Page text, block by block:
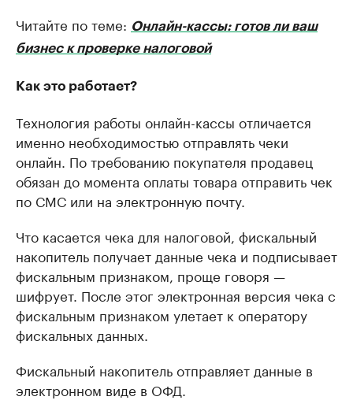
Читайте по теме: Онлайн-кассы: готов ли ваш
бизнес к проверке налоговой
Как это работает?
Технология работы онлайн-кассы отличается
именно необходимостью отправлять чеки
онлайн. По требованию покупателя продавец
обязан до момента оплаты товара отправить чек
по СМС или на электронную почту.
Что касается чека для налоговой, фискальный
накопитель получает данные чека и подписывает
фискальным признаком, проще говоря —
шифрует. После этог электронная версия чека с
фискальным признаком улетает к оператору
фискальных данных.
Фискальный накопитель отправляет данные в
электронном виде в ОФД.